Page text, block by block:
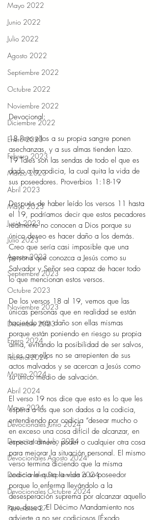
Mayo 2022
Junio 2022
Julio 2022
Agosto 2022
Septiembre 2022
Octubre 2022
Noviembre 2022
Diciembre 2022
Enero 2023
Febrero 2023
Marzo 2023
Abril 2023
Mayo 2023
Junio 2023
Julio 2023
Agosto 2023
Septiembre 2023
Octubre 2023
Noviembre 2023
Diciembre 2023
Enero 2024
Febrero 2024
Marzo 2024
Abril 2024
Mayo 2024
Devocionales Junio 2024
Devocionales Julio 2024
Devocionales Agosto 2024
Devocionales Septiembre 2024
Devocionales Octubre 2024
Proverbios 27
Devocional:
18 Pero ellos a su propia sangre ponen
asechanzas, y a sus almas tienden lazo.
19 Tales son las sendas de todo el que es
dado a la codicia, la cual quita la vida de
sus poseedores. Proverbios 1:18-19
Después de haber leído los versos 11 hasta
el 19, podríamos decir que estos pecadores
realmente no conocen a Dios porque su
único deseo es hacer daño a los demás.
Creo que sería casi imposible que una
persona que conozca a Jesús como su
Salvador y Señor sea capaz de hacer todo
lo que mencionan estos versos.
De los versos 18 al 19, vemos que las
únicas personas que en realidad se están
haciendo más daño son ellas mismas
porque están poniendo en riesgo su propia
alma, evitando la posibilidad de ser salvos,
si es que ellos no se arrepienten de sus
actos malvados y se acercan a Jesús como
su único medio de salvación.
El verso 19 nos dice que esto es lo que les
espera a los que son dados a la codicia,
entendiendo por codicia “desear mucho o
en exceso una cosa difícil de alcanzar, en
especial dinero, poder o cualquier otra cosa
para mejorar la situación personal. El mismo
verso termina diciendo que la misma
codicia le quita la vida a su poseedor
porque lo enferma llevándolo a la
desesperación suprema por alcanzar aquello
que desea. El Décimo Mandamiento nos
advierte a no ser codiciosos (Éxodo